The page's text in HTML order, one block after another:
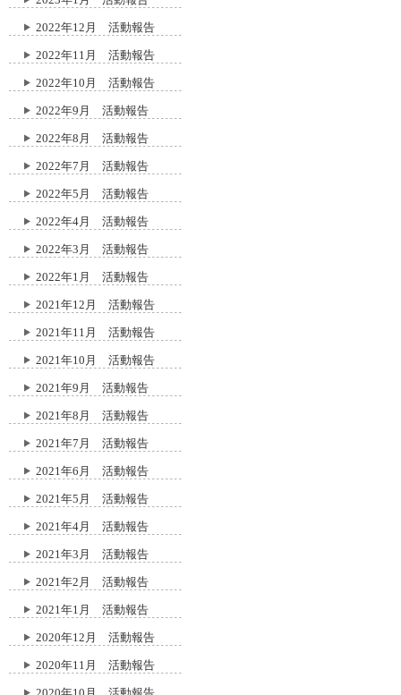
2022年12月 活動報告
2022年11月 活動報告
2022年10月 活動報告
2022年9月 活動報告
2022年8月 活動報告
2022年7月 活動報告
2022年5月 活動報告
2022年4月 活動報告
2022年3月 活動報告
2022年1月 活動報告
2021年12月 活動報告
2021年11月 活動報告
2021年10月 活動報告
2021年9月 活動報告
2021年8月 活動報告
2021年7月 活動報告
2021年6月 活動報告
2021年5月 活動報告
2021年4月 活動報告
2021年3月 活動報告
2021年2月 活動報告
2021年1月 活動報告
2020年12月 活動報告
2020年11月 活動報告